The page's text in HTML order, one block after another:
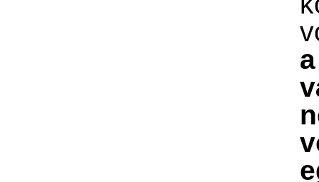
a